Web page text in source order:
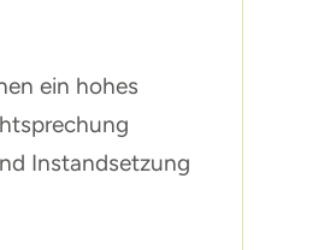
ein hohes
Instandsetzung